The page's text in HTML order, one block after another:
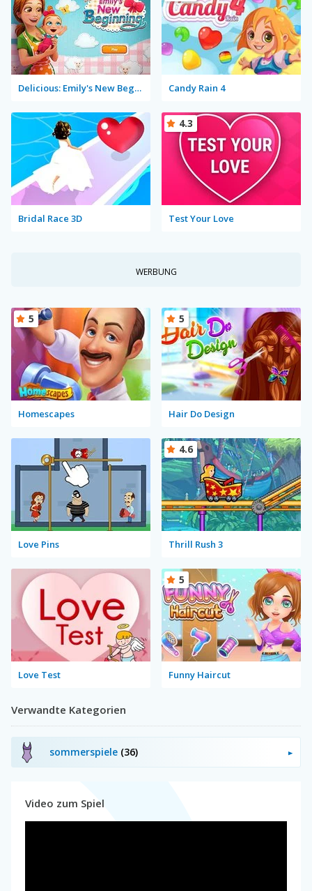
Delicious: Emily's New Beginning Candy Rain 4
Bridal Race 3D Test Your Love
4.3
WERBUNG
Homescapes
5
Hair Do Design
5
Love Pins Thrill Rush 3
4.6
Love Test Funny Haircut
5
Verwandte Kategorien
sommerspiele (36)
Video zum Spiel